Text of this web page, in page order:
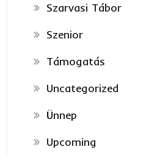
Szarvasi Tábor
Szenior
Támogatás
Uncategorized
Ünnep
Upcoming